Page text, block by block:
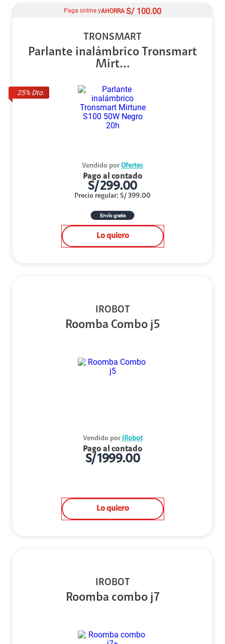
25% Dto.
Paga online yAHORRA S/ 100.00
TRONSMART
Parlante inalámbrico Tronsmart
Mirt...
Vendido por Ofertec
Pago al contado
S/299.00
Precio regular: S/ 399.00
Envío gratis
Lo quiero
IROBOT
Roomba Combo j5
Vendido por iRobot
Pago al contado
S/1999.00
Lo quiero
IROBOT
Roomba combo j7